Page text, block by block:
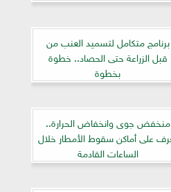
برنامج متكامل لتسميد العنب من
قبل الزراعة حتى الحصاد.. خطوة
بخطوة
منخفض جوى وانخفاض الحرارة..
على أماكن سقوط الأمطار خلال
الساعات القادمة